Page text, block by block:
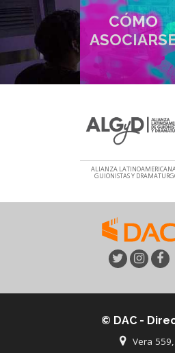
CÓMO
ALIANZA
GUIONISTAS Y
© DAC -
Vera